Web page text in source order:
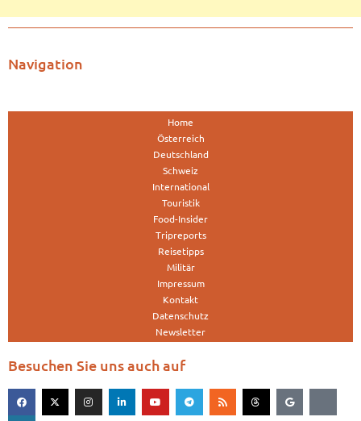
Navigation
Home
Österreich
Deutschland
Schweiz
International
Touristik
Food-Insider
Tripreports
Reisetipps
Militär
Impressum
Kontakt
Datenschutz
Newsletter
Besuchen Sie uns auch auf